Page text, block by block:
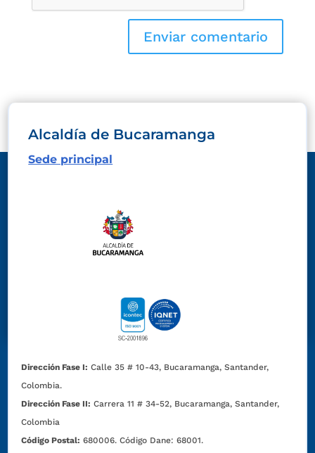
Alcaldía de Bucaramanga
Sede principal
Dirección Fase I: Calle 35 # 10-43, Bucaramanga, Santander,
Colombia.
Dirección Fase II: Carrera 11 # 34-52, Bucaramanga, Santander,
Colombia
Código Postal: 680006. Código Dane: 68001.